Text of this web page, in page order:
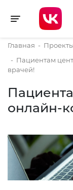
Toggle
Главная - Проекты
- Пациентам
врачей!
онлайн-